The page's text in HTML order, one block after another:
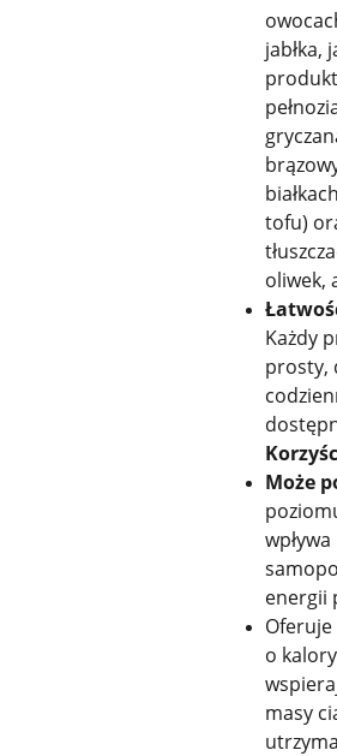
jabłka,
tofu)
oliwek,
Każdy
prosty,
Może
energii
o
masy